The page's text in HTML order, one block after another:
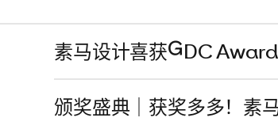
素马设计喜获GDC
颁奖盛典｜获奖多多！素